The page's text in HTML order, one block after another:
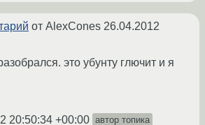
от AlexCones 26.04.2012
это убунту глючит и я
20:50:34 +00:00 автор топика